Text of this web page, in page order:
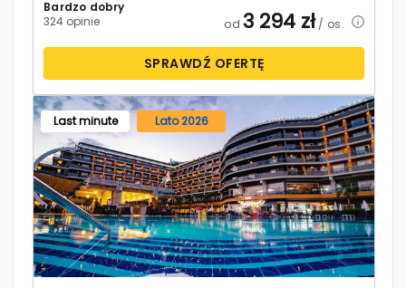
Bardzo dobry
324 opinie
od 3 294 zł/ os.
SPRAWDŹ OFERTĘ
Last minute Lato 2026